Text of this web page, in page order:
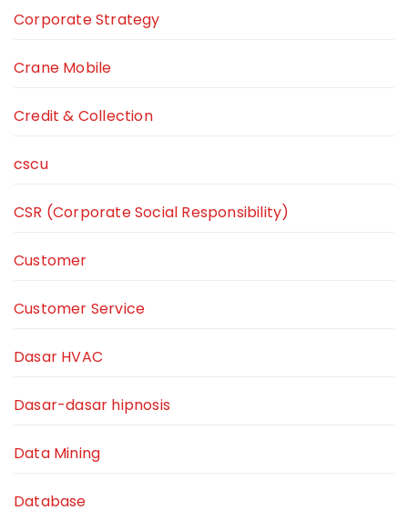
Corporate Strategy
Crane Mobile
Credit & Collection
cscu
CSR (Corporate Social Responsibility)
Customer
Customer Service
Dasar HVAC
Dasar-dasar hipnosis
Data Mining
Database